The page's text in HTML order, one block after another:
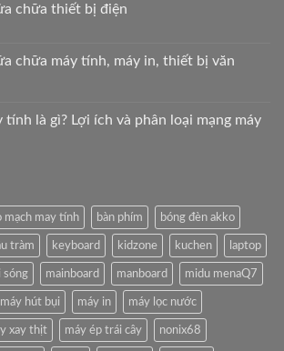
chữa thiết bị điện
chữa máy tính, máy in, thiết bị văn
tính là gì? Lợi ích và phân loại mạng máy
mạch may tính bàn phím bóng đèn akko
tràm keyboard kidzone kuchen laptop
sóng mainboard manboard midu menaQ7
máy hút bụi máy in máy lọc nước
xay thịt máy ép trái cây nonix68